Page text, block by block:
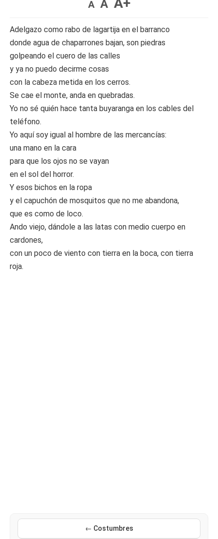
A A
Adelgazo como rabo de lagartija en el barranco
donde agua de chaparrones bajan, son piedras
golpeando el cuero de las calles
y ya no puedo decirme cosas
con la cabeza metida en los cerros.
Se cae el monte, anda en quebradas.
Yo no sé quién hace tanta buyaranga en los cables del
teléfono.
Yo aquí soy igual al hombre de las mercancías:
una mano en la cara
para que los ojos no se vayan
en el sol del horror.
Y esos bichos en la ropa
y el capuchón de mosquitos que no me abandona,
que es como de loco.
Ando viejo, dándole a las latas con medio cuerpo en
cardones,
con un poco de viento con tierra en la boca, con tierra
roja.
← Costumbres